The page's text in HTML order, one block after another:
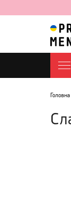
Головна